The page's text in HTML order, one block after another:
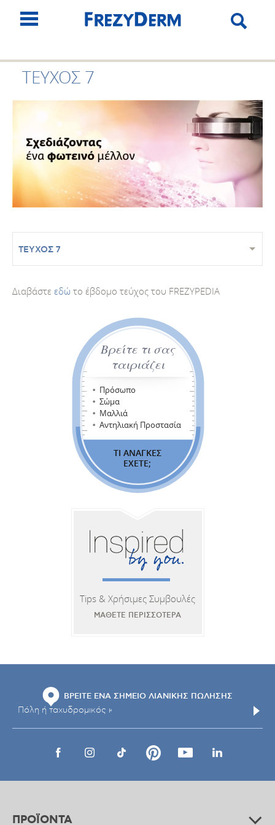
ΤΕΥΧΟΣ 7
ΤΕΥΧΟΣ 7
Διαβάστε εδώ το έβδομο τεύχος του FREZYPEDIA
Βρείτε τι σας
ταιριάζει
Πρόσωπο
Σώμα
Μαλλιά
Αντηλιακή Προστασία
ΤΙ ΑΝΑΓΚΕΣ
ΕΧΕΤΕ;
Tips & Χρήσιμες Συμβουλές
ΜΑΘΕΤΕ ΠΕΡΙΣΣΟΤΕΡΑ
ΒΡΕΙΤΕ ΕΝΑ ΣΗΜΕΙΟ ΛΙΑΝΙΚΗΣ ΠΩΛΗΣΗΣ
ΠΡΟΪΟΝΤΑ